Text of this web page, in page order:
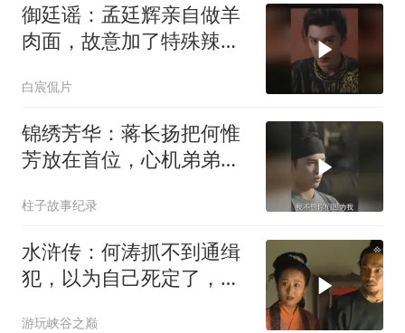
御廷谣：孟廷辉亲自做羊
肉面，故意加了特殊辣
白宸侃片
锦绣芳华：蒋长扬把何惟
芳放在首位，心机弟弟看
柱子故事纪录
水浒传：何涛抓不到通缉
犯，以为自己死定了，不
游玩峡谷之巅